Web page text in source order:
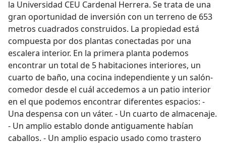
la Universidad CEU Cardenal Herrera. Se trata de una
gran oportunidad de inversión con un terreno de 653
metros cuadrados construidos. La propiedad está
compuesta por dos plantas conectadas por una
escalera interior. En la primera planta podemos
encontrar un total de 5 habitaciones interiores, un
cuarto de baño, una cocina independiente y un salón-
comedor desde el cuál accedemos a un patio interior
en el que podemos encontrar diferentes espacios: -
Una despensa con un váter. - Un cuarto de almacenaje.
- Un amplio establo donde antiguamente habían
caballos. - Un amplio espacio usado como trastero